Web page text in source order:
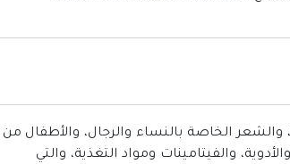
والشعر الخاصة بالنساء والرجال، والأطفال من
والفيتامينات ومواد التغذية، والتي